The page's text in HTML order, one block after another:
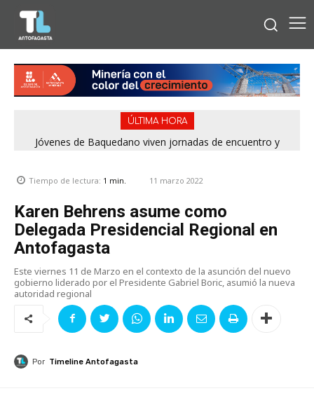
ÚLTIMA HORA
Jóvenes de Baquedano viven jornadas de encuentro y
Tiempo de lectura: 1 min. 11 marzo 2022
Karen Behrens asume como
Delegada Presidencial Regional en
Antofagasta
Este viernes 11 de Marzo en el contexto de la asunción del nuevo
gobierno liderado por el Presidente Gabriel Boric, asumió la nueva
autoridad regional
Por Timeline Antofagasta